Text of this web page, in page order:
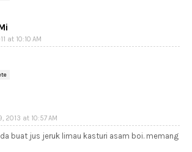
at 10:10 AM
2013 at 10:57 AM
buat jus jeruk limau kasturi asam boi. memang